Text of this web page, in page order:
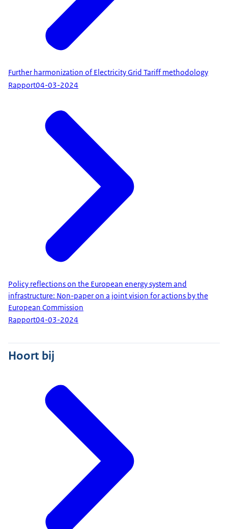
Further harmonization of Electricity Grid Tariff methodology
Rapport04-03-2024
Policy reflections on the European energy system and
infrastructure: Non-paper on a joint vision for actions by the
European Commission
Rapport04-03-2024
Hoort bij